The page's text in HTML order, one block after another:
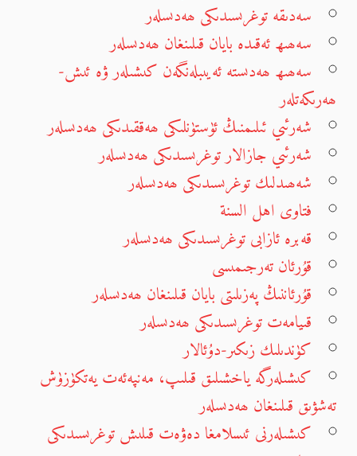
سەدىقە توغرىسىدىكى ھەدىسلەر
سەھىھ ئەقىدە بايان قىلىنغان ھەدىسلەر
سەھىھ ھەدىستە ئەيىبلەنگەن كىشىلەر ۋە ئىش-
ھەرىكەتلەر
شەرئىي ئىلىمنىڭ ئۈستۈنلىكى ھەققىدىكى ھەدىسلەر
شەرئىي جازالار توغرىسىدىكى ھەدىسلەر
شەھىدلىك توغرىسىدىكى ھەدىسلەر
فتاوى اهل السنة
قەبرە ئازابى توغرىسىدىكى ھەدىسلەر
قۇرئان تەرجىمىسى
قۇرئاننىڭ پەزىلىتى بايان قىلىنغان ھەدىسلەر
قىيامەت توغرىسىدىكى ھەدىسلەر
كۈندىلىك زىكىر-دۇئالار
كىشىلەرگە ياخشىلىق قىلىپ، مەنپەئەت يەتكۈزۈش
تەشۋىق قىلىنغان ھەدىسلەر
كىشىلەرنى ئىسلامغا دەۋەت قىلىش توغرىسىدىكى